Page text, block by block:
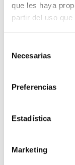
que les haya
partir del uso
Necesarias
Preferencias
Estadística
Marketing
Antes
objetivos.
físicas
de